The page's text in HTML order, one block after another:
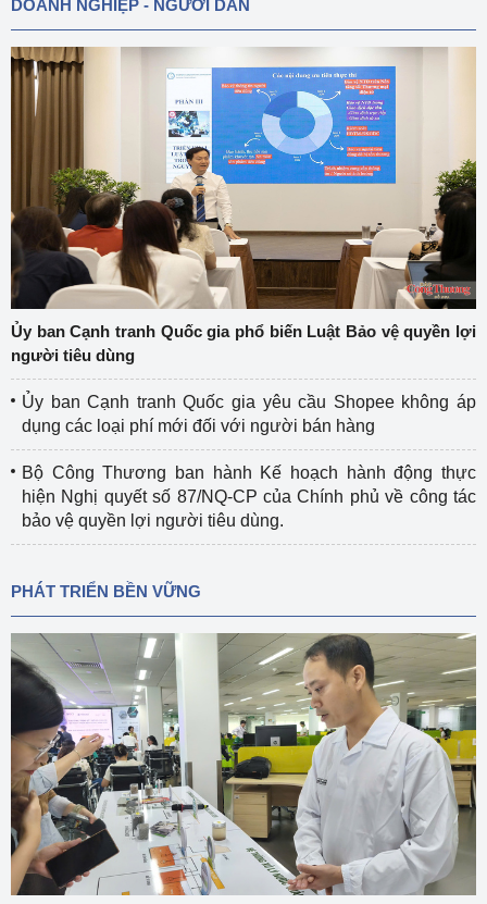
DOANH NGHIỆP - NGƯỜI DÂN
Ủy ban Cạnh tranh Quốc gia phổ biến Luật Bảo vệ quyền lợi
người tiêu dùng
Ủy ban Cạnh tranh Quốc gia yêu cầu Shopee không áp
dụng các loại phí mới đối với người bán hàng
Bộ Công Thương ban hành Kế hoạch hành động thực
hiện Nghị quyết số 87/NQ-CP của Chính phủ về công tác
bảo vệ quyền lợi người tiêu dùng.
PHÁT TRIỂN BỀN VỮNG